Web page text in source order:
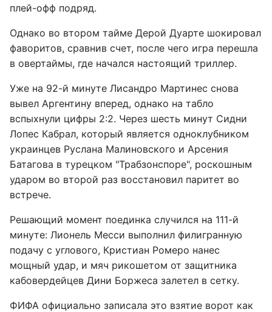
плей-офф подряд.
Однако во втором тайме Дерой Дуарте шокировал
фаворитов, сравнив счет, после чего игра перешла
в овертаймы, где начался настоящий триллер.
Уже на 92-й минуте Лисандро Мартинес снова
вывел Аргентину вперед, однако на табло
вспыхнули цифры 2:2. Через шесть минут Сидни
Лопес Кабрал, который является одноклубником
украинцев Руслана Малиновского и Арсения
Батагова в турецком "Трабзонспоре", роскошным
ударом во второй раз восстановил паритет во
встрече.
Решающий момент поединка случился на 111-й
минуте: Лионель Месси выполнил филигранную
подачу с углового, Кристиан Ромеро нанес
мощный удар, и мяч рикошетом от защитника
кабовердейцев Дини Боржеса залетел в сетку.
ФИФА официально записала это взятие ворот как